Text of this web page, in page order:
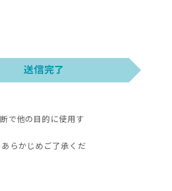
で他の目的に使用す
らかじめご了承くだ